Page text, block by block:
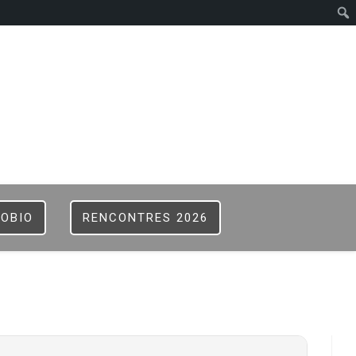
RENCONTRES 2026